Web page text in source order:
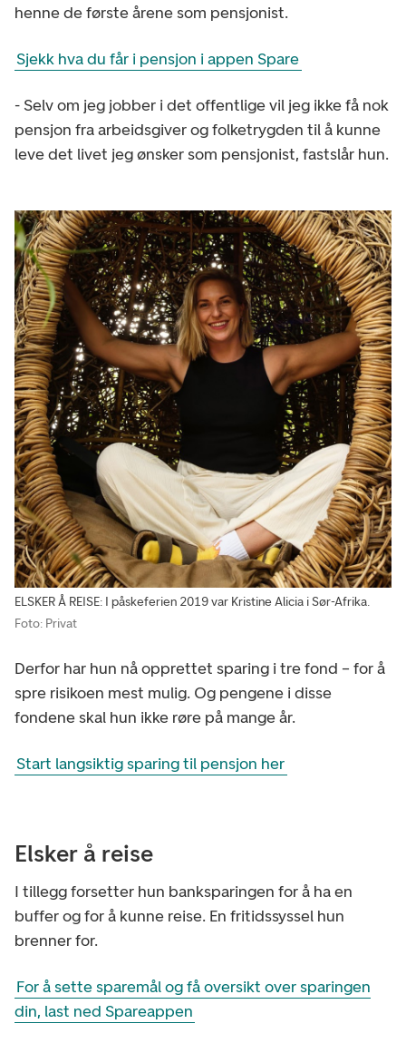
henne de første årene som pensjonist.
Sjekk hva du får i pensjon i appen Spare
- Selv om jeg jobber i det offentlige vil jeg ikke få nok
pensjon fra arbeidsgiver og folketrygden til å kunne
leve det livet jeg ønsker som pensjonist, fastslår hun.
ELSKER Å REISE: I påskeferien 2019 var Kristine Alicia i Sør-Afrika.
Foto: Privat
Derfor har hun nå opprettet sparing i tre fond – for å
spre risikoen mest mulig. Og pengene i disse
fondene skal hun ikke røre på mange år.
Start langsiktig sparing til pensjon her
Elsker å reise
I tillegg forsetter hun banksparingen for å ha en
buffer og for å kunne reise. En fritidssyssel hun
brenner for.
For å sette sparemål og få oversikt over sparingen
din, last ned Spareappen